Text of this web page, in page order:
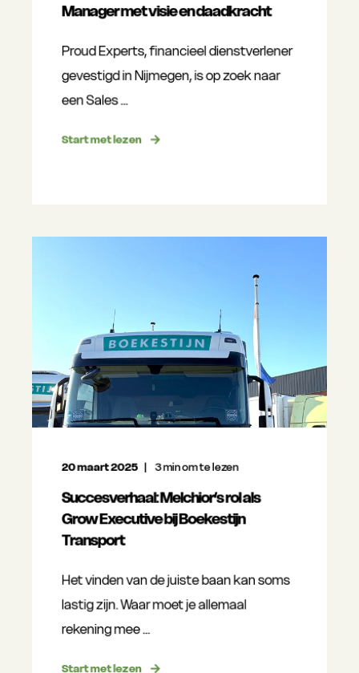
Manager met visie en daadkracht
Proud Experts, financieel dienstverlener
gevestigd in Nijmegen, is op zoek naar
een Sales ...
Start met lezen
20 maart 2025 3min om te lezen
Succesverhaal: Melchior’s rol als
Grow Executive bij Boekestijn
Transport
Het vinden van de juiste baan kan soms
lastig zijn. Waar moet je allemaal
rekening mee ...
Start met lezen